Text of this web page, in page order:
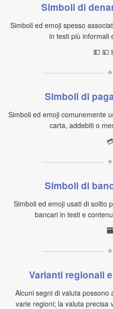
Simboli di
Simboli ed emoji spesso
in testi più informali
💵 💴
✧
Simboli di
Simboli ed emoji comunemente
carta, addebiti o
✧
Simboli di
Simboli ed emoji usati di solito
bancari in testi e
🏧
✧
Varianti regionali
Alcuni segni di valuta possono
varie regioni; la valuta precisa